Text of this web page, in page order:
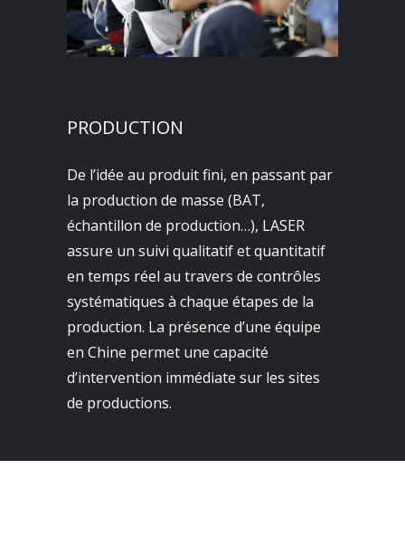
PRODUCTION
De l’idée au produit fini, en passant par
la production de masse (BAT,
échantillon de production…), LASER
assure un suivi qualitatif et quantitatif
en temps réel au travers de contrôles
systématiques à chaque étapes de la
production. La présence d’une équipe
en Chine permet une capacité
d’intervention immédiate sur les sites
de productions.